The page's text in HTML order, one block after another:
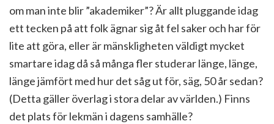
om man inte blir ”akademiker”? Är allt pluggande idag
ett tecken på att folk ägnar sig åt fel saker och har för
lite att göra, eller är mänskligheten väldigt mycket
smartare idag då så många fler studerar länge, länge,
länge jämfört med hur det såg ut för, säg, 50 år sedan?
(Detta gäller överlag i stora delar av världen.) Finns
det plats för lekmän i dagens samhälle?